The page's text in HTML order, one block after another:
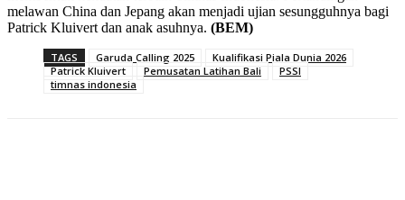
melawan China dan Jepang akan menjadi ujian sesungguhnya bagi
Patrick Kluivert dan anak asuhnya. (BEM)
TAGS Garuda Calling 2025
Kualifikasi Piala Dunia 2026
Patrick Kluivert
Pemusatan Latihan Bali
PSSI
timnas indonesia